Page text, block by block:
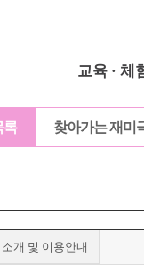
교육 · 체
록 찾아가는 재미
소개 및 이용안내